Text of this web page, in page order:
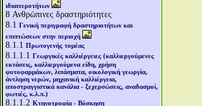
ιδιαιτεροτήτων
8 Ανθρώπινες δραστηριότητες
8.1 Γενική περιγραφή δραστηριοτήτων και
επιπτώσεων στην περιοχή
8.1.1 Πρωτογενής τομέας
8.1.1.1 Γεωργικές καλλιέργειες (καλλιεργούμενες
εκτάσεις, καλλιεργούμενα είδη, χρήση
φυτοφαρμάκων, λιπάσματα, οικολογική γεωργία,
άντληση νερών, μηχανική καλλιέργεια,
αποστραγγιστικά κανάλια - ξεχερσώσεις, αναδασμοί,
φωτιές, κ.λ.π.)
8.1.1.2 Κτηνοτροφία - Βόσκηση